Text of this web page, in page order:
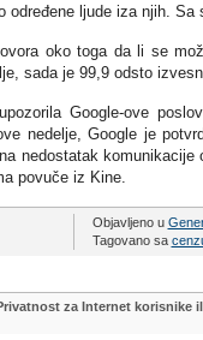
određene ljude iza njih.
oko toga da li se
sada je 99,9 odsto
Google-ove
nedelje, Google je
nedostatak
povuče iz Kine.
Objavljeno u
Tagovano sa
za Internet korisnike